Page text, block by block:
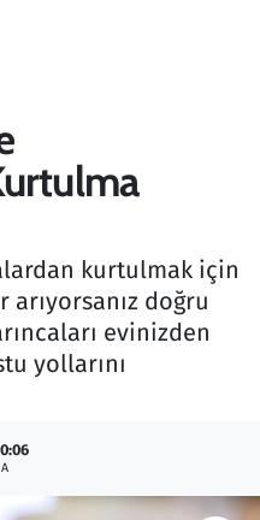
kurtulmak için
doğru
evinizden
yollarını